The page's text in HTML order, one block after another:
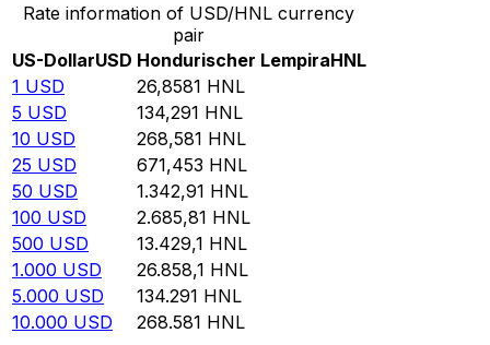
Rate information of USD/HNL currency
pair
US-DollarUSD Hondurischer LempiraHNL
1 USD 26,8581 HNL
5 USD 134,291 HNL
10 USD 268,581 HNL
25 USD 671,453 HNL
50 USD 1.342,91 HNL
100 USD 2.685,81 HNL
500 USD 13.429,1 HNL
1.000 USD 26.858,1 HNL
5.000 USD 134.291 HNL
10.000 USD 268.581 HNL